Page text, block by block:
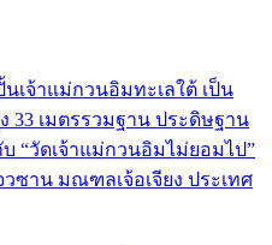
เจ้าแม่กวนอิมทะเลใต้ เป็น
33 เมตรรวมฐาน ประดิษฐาน
“วัดเจ้าแม่กวนอิมไม่ยอมไป”
ซาน มณฑลเจ้อเจียง ประเทศ